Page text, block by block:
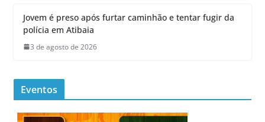
Jovem é preso após furtar caminhão e tentar fugir da
polícia em Atibaia
3 de agosto de 2026
Eventos